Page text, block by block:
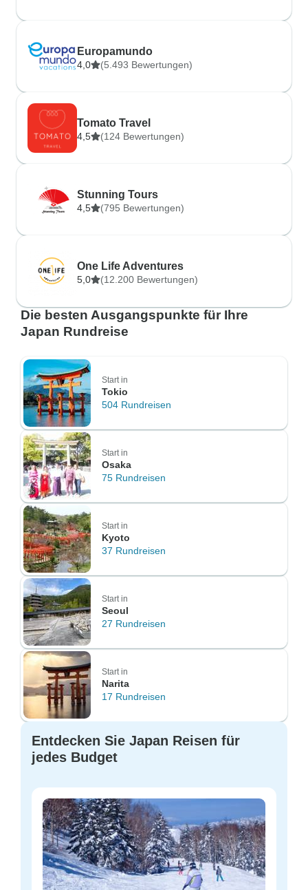
Europamundo
4,0 (5.493 Bewertungen)
Tomato Travel
4,5 (124 Bewertungen)
Stunning Tours
4,5 (795 Bewertungen)
One Life Adventures
5,0 (12.200 Bewertungen)
Die besten Ausgangspunkte für Ihre
Japan Rundreise
Start in
Tokio
504 Rundreisen
Start in
Osaka
75 Rundreisen
Start in
Kyoto
37 Rundreisen
Start in
Seoul
27 Rundreisen
Start in
Narita
17 Rundreisen
Entdecken Sie Japan Reisen für
jedes Budget